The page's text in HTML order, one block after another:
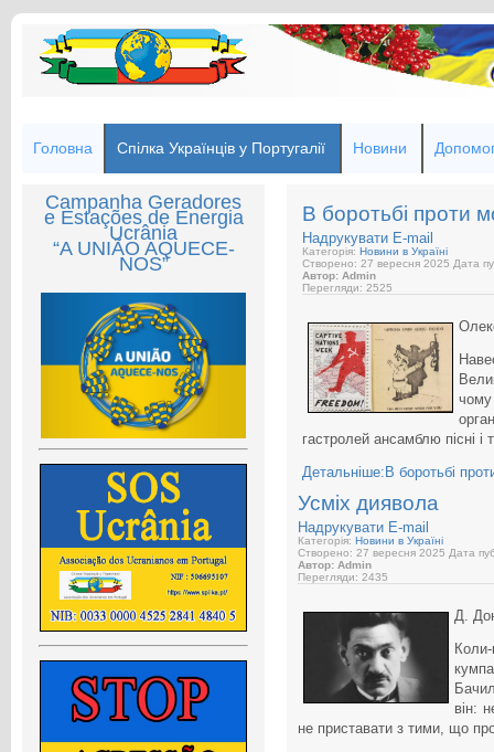
Головна Спілка Українців у Португалії Новини
Campanha Geradores
e Estações de Energia
Ucrânia
“A UNIÃO AQUECE-
NOS”
В боротьбі проти
Надрукувати E-mail
Категорія:Новини в Україні
Створено: 27 вересня 2025 Дата
Автор: Admin
Перегляди: 2525
чому
гастролей ансамблю пісні і
Детальніше:В боротьбі
Усміх диявола
Надрукувати E-mail
Категорія: Новини в Україні
Створено: 27 вересня 2025 Дата
Автор: Admin
Перегляди: 2435
Д.
він:
не приставати з тими, що